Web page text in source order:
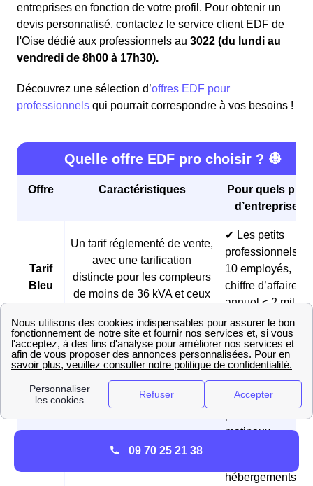
entreprises en fonction de votre profil. Pour obtenir un
devis personnalisé, contactez le service client EDF de
l'Oise dédié aux professionnels au 3022 (du lundi au
vendredi de 8h00 à 17h30).
Découvrez une sélection d’offres EDF pour
professionnels qui pourrait correspondre à vos besoins !
Quelle offre EDF pro choisir ? 👷
Offre Caractéristiques
Pour quels
d’entreprises
Tarif
Bleu
Un tarif réglementé de vente,
avec une tarification
distincte pour les compteurs
de moins de 36 kVA et ceux
✔ Les petits
professionnels (<
10 employés,
chiffre d’affaires
annuel < 2
d’euros)
Matina
Des prix fixes sur 3 ans et
des tarifs réduits pendant les
heures creuses du matin
✔ Les
et les pâtisseries
✔ Les fermes
✔ Les
matinaux
hébergements
09 70 25 21 38